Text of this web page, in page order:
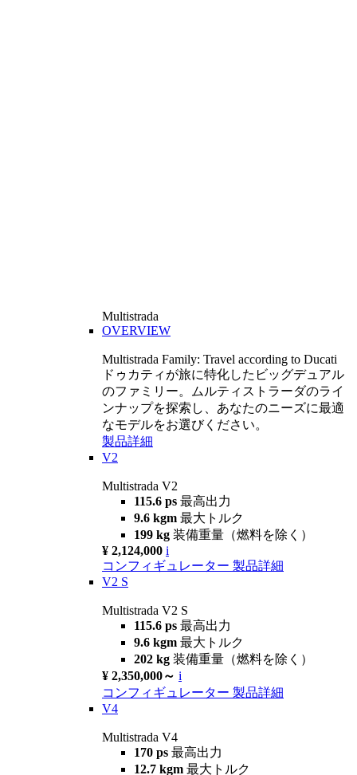
Multistrada
OVERVIEW
Multistrada Family: Travel according to Ducati
ドゥカティが旅に特化したビッグデュアル
のファミリー。ムルティストラーダのライ
ンナップを探索し、あなたのニーズに最適
なモデルをお選びください。
製品詳細
V2
Multistrada V2
115.6 ps 最高出力
9.6 kgm 最大トルク
199 kg 装備重量（燃料を除く）
¥ 2,124,000 i
コンフィギュレーター 製品詳細
V2 S
Multistrada V2 S
115.6 ps 最高出力
9.6 kgm 最大トルク
202 kg 装備重量（燃料を除く）
¥ 2,350,000～ i
コンフィギュレーター 製品詳細
V4
Multistrada V4
170 ps 最高出力
12.7 kgm 最大トルク